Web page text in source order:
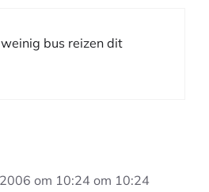
bus reizen dit
om 10:24 om 10:24